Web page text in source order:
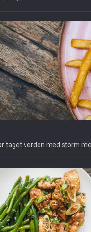
taget verden med storm